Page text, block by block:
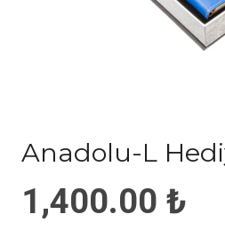
Anadolu-L
1,400.00 ₺